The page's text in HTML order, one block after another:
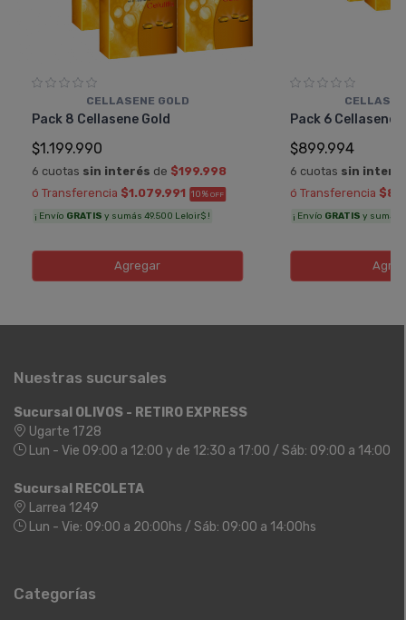
CELLASENE GOLD
Pack 8 Cellasene Gold
$1.199.990
6 cuotas sin interés de $199.998
ó Transferencia $1.079.991 10% OFF
¡ Envío GRATIS y sumás 49.500 Leloir$ !
Agregar
Pack 6 Cellasene
$899.994
6 cuotas sin
ó Transferencia
¡ Envío GRATIS y sumás
Nuestras sucursales
Sucursal OLIVOS - RETIRO EXPRESS
Ugarte 1728
Lun - Vie 09:00 a 12:00 y de 12:30 a 17:00 / Sáb: 09:00 a 14:00
Sucursal RECOLETA
Larrea 1249
Lun - Vie: 09:00 a 20:00hs / Sáb: 09:00 a 14:00hs
Categorías